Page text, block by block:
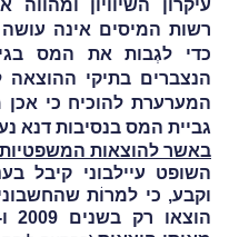
עיקרון השיוויון
רשות המיסים אינה עושה
כדי לגְבות את המס
הנצברים בתיקי ההוצאה
המערערת להוכיח כי אכן
גביית המס בנסיבות דנא
באשר להוצאות
השופט עיילבוני קיבל
וקבע, כי למרוֹת